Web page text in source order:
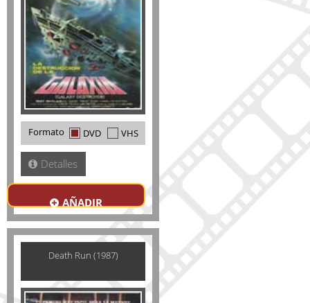
Formato DVD VHS
Detalles
AÑADIR
Death Run (1987)